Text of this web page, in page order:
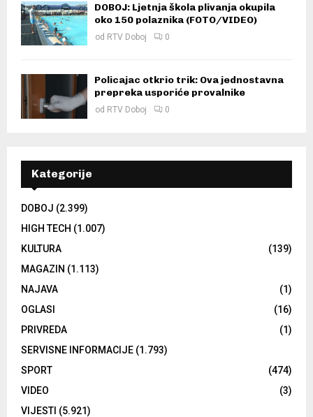
DOBOJ: Ljetnja škola plivanja okupila
oko 150 polaznika (FOTO/VIDEO)
od RTV Doboj 0
Policajac otkrio trik: Ova jednostavna
prepreka usporiće provalnike
od RTV Doboj 0
Kategorije
DOBOJ (2.399)
HIGH TECH (1.007)
KULTURA
(139)
MAGAZIN (1.113)
NAJAVA
(1)
OGLASI
(16)
PRIVREDA
(1)
SERVISNE INFORMACIJE (1.793)
SPORT
(474)
VIDEO
(3)
VIJESTI (5.921)